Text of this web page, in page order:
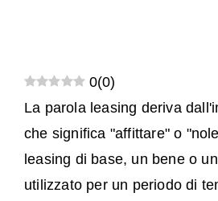
0(0)
La parola leasing deriva
che significa "affittare" o
leasing di base, un bene o
utilizzato per un periodo di